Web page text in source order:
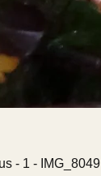
- 1 - IMG_8049